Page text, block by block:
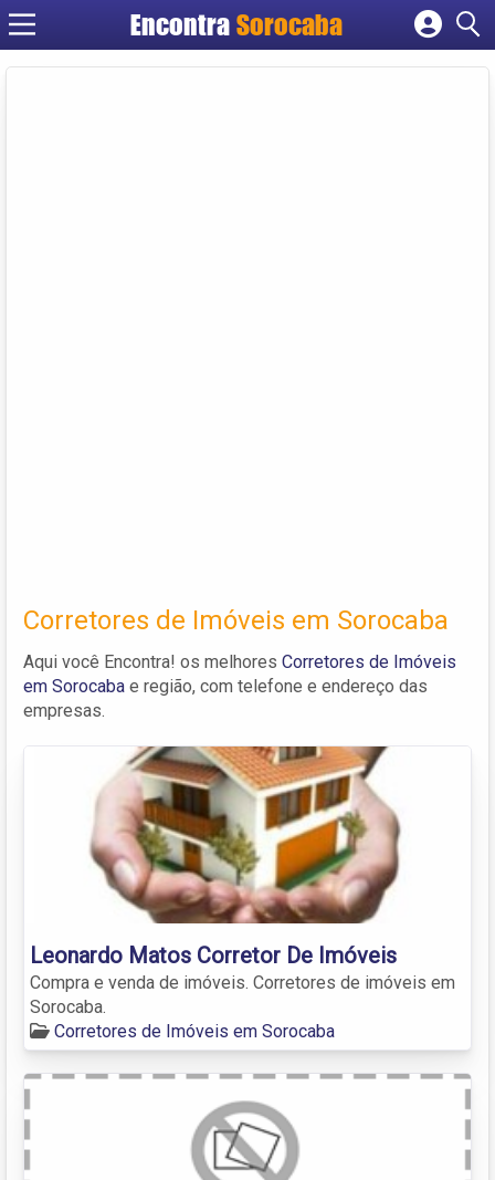
EncontraSorocaba
Cadastrar empresa
Corretores de Imóveis em Sorocaba
Aqui você Encontra! os melhores Corretores de Imóveis
em Sorocaba e região, com telefone e endereço das
empresas.
Leonardo Matos Corretor De Imóveis
Compra e venda de imóveis. Corretores de imóveis em
Sorocaba.
Corretores de Imóveis em Sorocaba